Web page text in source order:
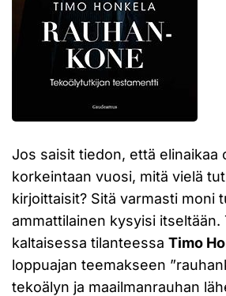
Jos saisit tiedon, että elinaikaa
korkeintaan vuosi, mitä vielä
kirjoittaisit? Sitä varmasti moni
ammattilainen kysyisi itseltään.
kaltaisessa tilanteessa Timo
loppuajan teemakseen
tekoälyn ja maailmanrauhan